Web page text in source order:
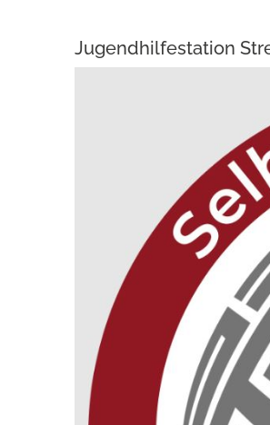
Jugendhilfestation